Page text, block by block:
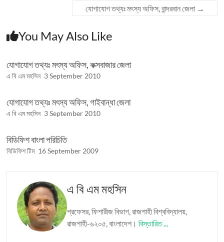
যোগাযোগ তথ্যঃ মৎস্য অফিস, বান্দরবান জেলা →
You May Also Like
যোগাযোগ তথ্যঃ মৎস্য অফিস, কক্সবাজার জেলা
এ বি এম মহসিন 3 September 2010
যোগাযোগ তথ্যঃ মৎস্য অফিস, গাইবান্ধা জেলা
এ বি এম মহসিন 3 September 2010
বিডিফিশ বাংলা পরিচিতি
বিডিফিশ টিম 16 September 2009
এ বি এম মহসিন
প্রফেসর, ফিশারীজ বিভাগ, রাজশাহী বিশ্ববিদ্যালয়,
রাজশাহী-৬২০৫, বাংলাদেশ।বিস্তারিত ...